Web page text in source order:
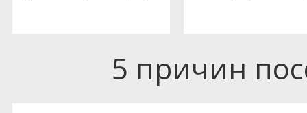
5 причин